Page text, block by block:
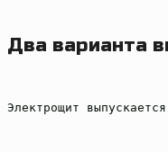
Два варианта
Электрощит